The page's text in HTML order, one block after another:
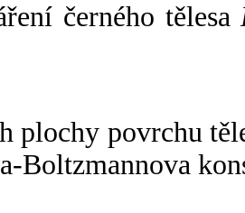
černého tělesa
plochy povrchu
Boltzmannova